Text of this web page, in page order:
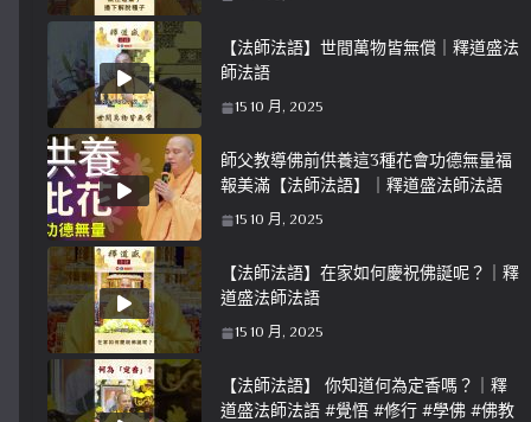
【法師法語】世間萬物皆無償｜釋道盛法
師法語
15 10 月, 2025
師父教導佛前供養這3種花會功德無量福
報美滿【法師法語】｜釋道盛法師法語
15 10 月, 2025
【法師法語】在家如何慶祝佛誕呢？｜釋
道盛法師法語
15 10 月, 2025
【法師法語】 你知道何為定香嗎？｜釋
道盛法師法語 #覺悟 #修行 #學佛 #佛教